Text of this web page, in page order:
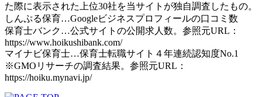
た際に表示された上位30社を当サイトが独自調査したもの。
しんぷる保育…Googleビジネスプロフィールの口コミ数
保育士バンク…公式サイトの公開求人数。参照元URL：
https://www.hoikushibank.com/
マイナビ保育士…保育士転職サイト４年連続認知度No.1
※GMOリサーチの調査結果。参照元URL：
https://hoiku.mynavi.jp/